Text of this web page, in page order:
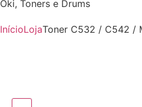
Oki, Toners e Drums
InícioLojaToner C532 / C542 /